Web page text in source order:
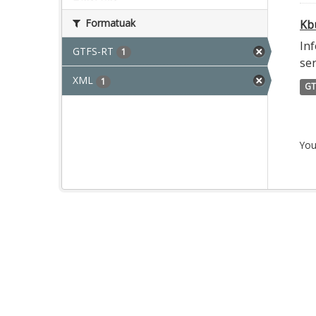
Formatuak
GTFS-RT 1
XML 1